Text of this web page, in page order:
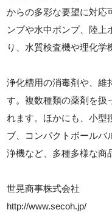
からの多彩な要望に対応
ンプや水中ポンプ、陸上
り、水質検査機や理化学
浄化槽用の消毒剤や、維
す。複数種類の薬剤を扱
れます。ほかにも、小型
ブ、コンパクトボールバ
浄機など、多種多様な商
世晃商事株式会社
http://www.secoh.jp/